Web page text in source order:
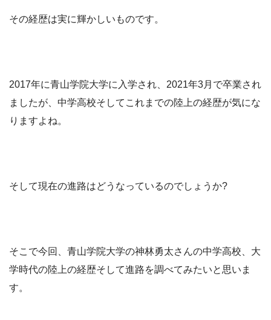
その経歴は実に輝かしいものです。
2017年に青山学院大学に入学され、2021年3月で卒業され
ましたが、中学高校そしてこれまでの陸上の経歴が気にな
りますよね。
そして現在の進路はどうなっているのでしょうか?
そこで今回、青山学院大学の神林勇太さんの中学高校、大
学時代の陸上の経歴そして進路を調べてみたいと思いま
す。